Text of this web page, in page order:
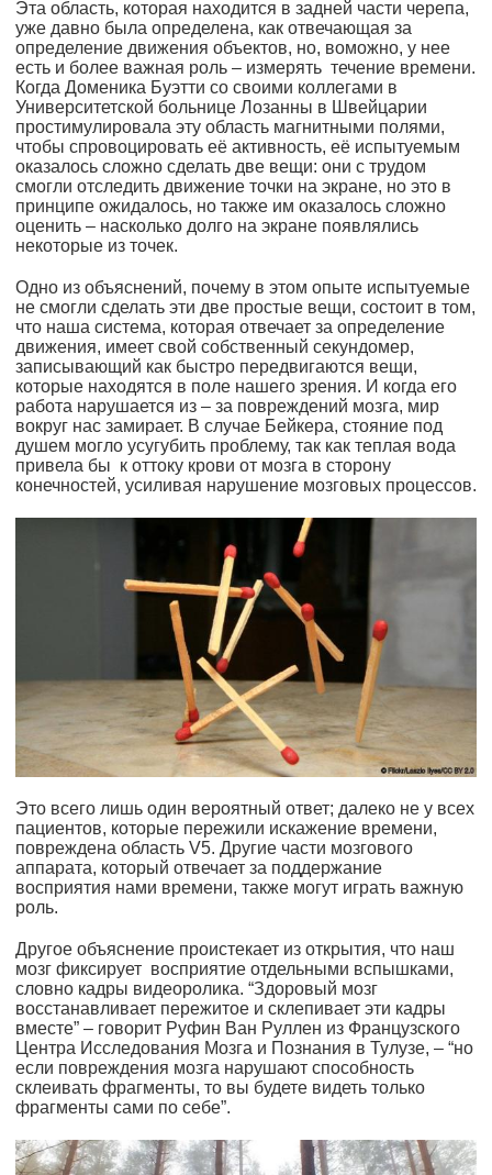
Эта область, которая находится в задней части черепа,
уже давно была определена, как отвечающая за
определение движения объектов, но, воможно, у нее
есть и более важная роль – измерять течение времени.
Когда Доменика Буэтти со своими коллегами в
Университетской больнице Лозанны в Швейцарии
простимулировала эту область магнитными полями,
чтобы спровоцировать её активность, её испытуемым
оказалось сложно сделать две вещи: они с трудом
смогли отследить движение точки на экране, но это в
принципе ожидалось, но также им оказалось сложно
оценить – насколько долго на экране появлялись
некоторые из точек.
Одно из объяснений, почему в этом опыте испытуемые
не смогли сделать эти две простые вещи, состоит в том,
что наша система, которая отвечает за определение
движения, имеет свой собственный секундомер,
записывающий как быстро передвигаются вещи,
которые находятся в поле нашего зрения. И когда его
работа нарушается из – за повреждений мозга, мир
вокруг нас замирает. В случае Бейкера, стояние под
душем могло усугубить проблему, так как теплая вода
привела бы к оттоку крови от мозга в сторону
конечностей, усиливая нарушение мозговых процессов.
Это всего лишь один вероятный ответ; далеко не у всех
пациентов, которые пережили искажение времени,
повреждена область V5. Другие части мозгового
аппарата, который отвечает за поддержание
восприятия нами времени, также могут играть важную
роль.
Другое объяснение проистекает из открытия, что наш
мозг фиксирует восприятие отдельными вспышками,
словно кадры видеоролика. “Здоровый мозг
восстанавливает пережитое и склепивает эти кадры
вместе” – говорит Руфин Ван Руллен из Французского
Центра Исследования Мозга и Познания в Тулузе, – “но
если повреждения мозга нарушают способность
склеивать фрагменты, то вы будете видеть только
фрагменты сами по себе”.